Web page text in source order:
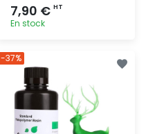
7,90 € HT
En stock
-37%